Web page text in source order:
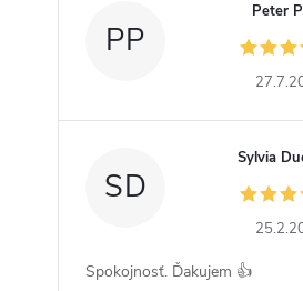
PP
Peter
SD
Sylvia
Spokojnosť. Ďakujem 👍